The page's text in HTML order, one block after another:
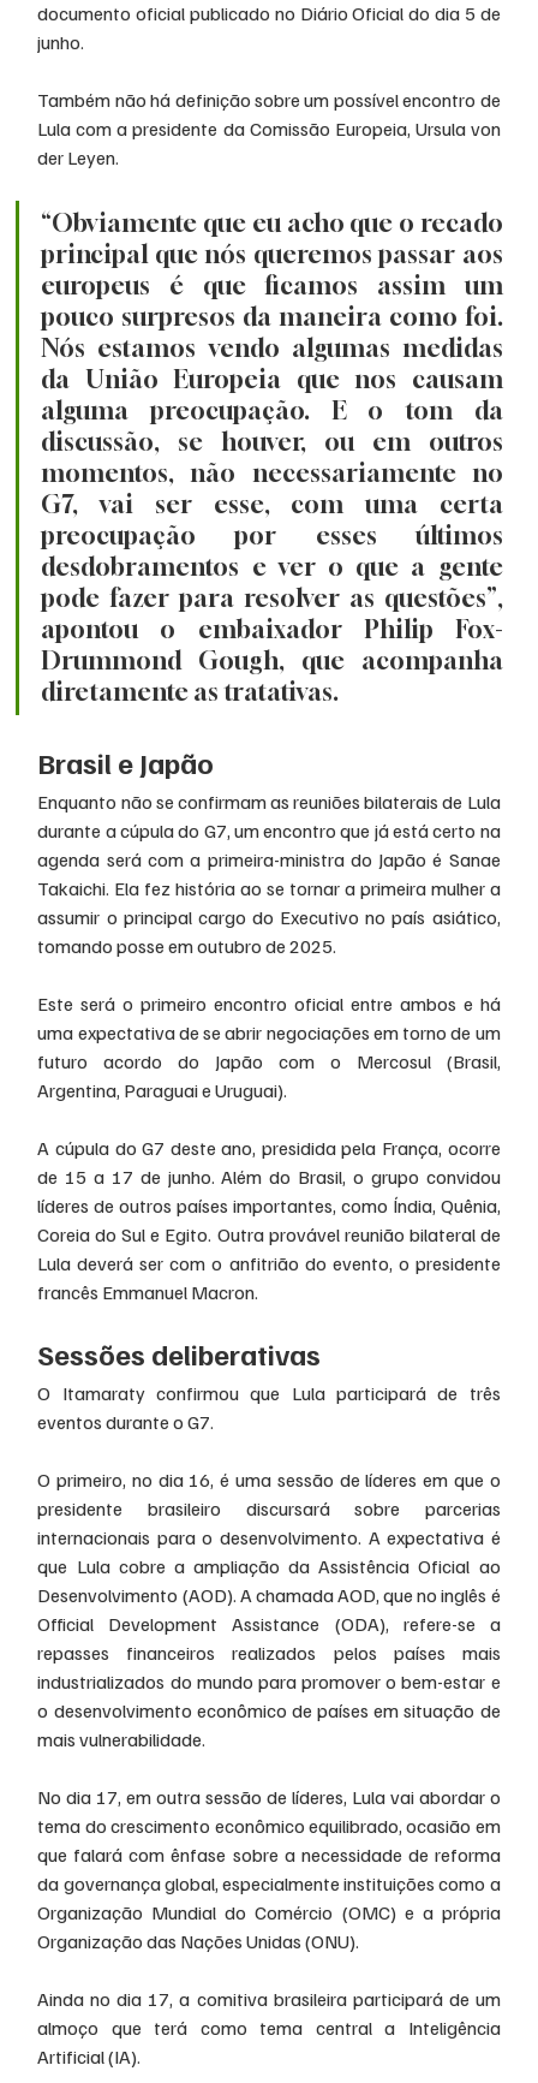
documento oficial publicado no Diário Oficial do dia 5 de
junho.
Também não há definição sobre um possível encontro de
Lula com a presidente da Comissão Europeia, Ursula von
der Leyen.
“Obviamente que eu acho que o recado
principal que nós queremos passar aos
europeus é que ficamos assim um
pouco surpresos da maneira como foi.
Nós estamos vendo algumas medidas
da União Europeia que nos causam
alguma preocupação. E o tom da
discussão, se houver, ou em outros
momentos, não necessariamente no
G7, vai ser esse, com uma certa
preocupação por esses últimos
desdobramentos e ver o que a gente
pode fazer para resolver as questões”,
apontou o embaixador Philip Fox-
Drummond Gough, que acompanha
diretamente as tratativas.
Brasil e Japão
Enquanto não se confirmam as reuniões bilaterais de Lula
durante a cúpula do G7, um encontro que já está certo na
agenda será com a primeira-ministra do Japão é Sanae
Takaichi. Ela fez história ao se tornar a primeira mulher a
assumir o principal cargo do Executivo no país asiático,
tomando posse em outubro de 2025.
Este será o primeiro encontro oficial entre ambos e há
uma expectativa de se abrir negociações em torno de um
futuro acordo do Japão com o Mercosul (Brasil,
Argentina, Paraguai e Uruguai).
A cúpula do G7 deste ano, presidida pela França, ocorre
de 15 a 17 de junho. Além do Brasil, o grupo convidou
líderes de outros países importantes, como Índia, Quênia,
Coreia do Sul e Egito. Outra provável reunião bilateral de
Lula deverá ser com o anfitrião do evento, o presidente
francês Emmanuel Macron.
Sessões deliberativas
O Itamaraty confirmou que Lula participará de três
eventos durante o G7.
O primeiro, no dia 16, é uma sessão de líderes em que o
presidente brasileiro discursará sobre parcerias
internacionais para o desenvolvimento. A expectativa é
que Lula cobre a ampliação da Assistência Oficial ao
Desenvolvimento (AOD). A chamada AOD, que no inglês é
Official Development Assistance (ODA), refere-se a
repasses financeiros realizados pelos países mais
industrializados do mundo para promover o bem-estar e
o desenvolvimento econômico de países em situação de
mais vulnerabilidade.
No dia 17, em outra sessão de líderes, Lula vai abordar o
tema do crescimento econômico equilibrado, ocasião em
que falará com ênfase sobre a necessidade de reforma
da governança global, especialmente instituições como a
Organização Mundial do Comércio (OMC) e a própria
Organização das Nações Unidas (ONU).
Ainda no dia 17, a comitiva brasileira participará de um
almoço que terá como tema central a Inteligência
Artificial (IA).